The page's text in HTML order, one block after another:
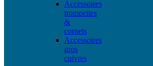
Accessoires
trompettes
&
cornets
Accessoires
gros
cuivres